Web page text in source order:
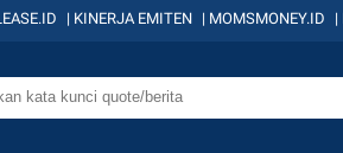
| KINERJA EMITEN | MOMSMONEY.ID |